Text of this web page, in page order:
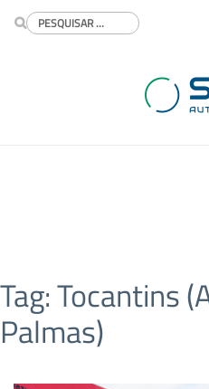
Tag:Tocantins
Palmas)